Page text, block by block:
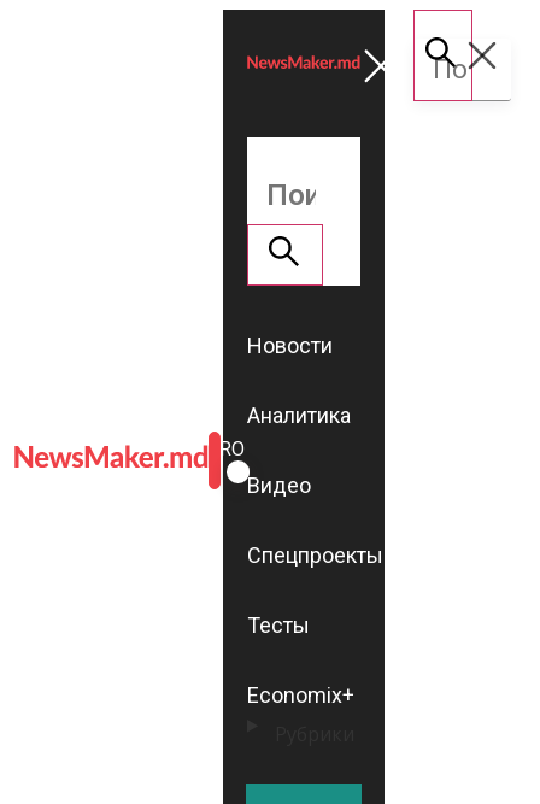
ROMÂNĂ
RU
Новости
Аналитика
Видео
Спецпроекты
Тесты
Economix+